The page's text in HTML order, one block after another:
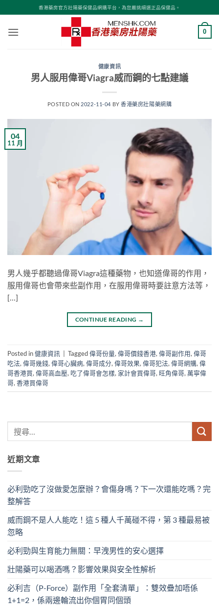
to
content
香港藥房官方壯陽藥保健品網購平台，為您嚴挑細選正品保健品。
0
健康資訊
男人服用偉哥Viagra威而鋼的七點建議
POSTED ON 2022-11-04 BY香港藥房壯陽藥網購
04
11 月
男人幾乎都聽過偉哥Viagra這種藥物，也知道偉哥的作用，
服用偉哥也會帶來些副作用，在服用偉哥時要註意方法等，
[…]
CONTINUE READING →
Posted in健康資訊 Tagged偉哥份量, 偉哥價錢香港, 偉哥副作用, 偉哥
吃法, 偉哥幾錢, 偉哥心臟病, 偉哥成分, 偉哥效果, 偉哥犯法, 偉哥網購, 偉
哥香港買, 偉哥高血壓, 吃了偉哥會怎樣, 家計會買偉哥, 旺角偉哥, 萬寧偉
哥, 香港買偉哥
近期文章
必利勁吃了沒做愛怎麼辦？會傷身嗎？下一次還能吃嗎？完
整解答
威而鋼不是人人能吃！這 5 種人千萬碰不得，第 3 種最易被
忽略
必利勁與生育能力無關：早洩男性的安心選擇
壯陽藥可以喝酒嗎？影響效果與安全性解析
必利吉（P-Force）副作用「全套清單」：雙效疊加唔係
1+1=2，係兩邊輪流出你個胃同個頭